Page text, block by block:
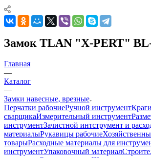
Замок TLAN "X-PERT"
Главная
—
Каталог
—
Замки навесные, врезные
Перчатки рабочиеРучной инструментКраги
сварщикаИзмерительный инструмент
инструментЗачистной интструмент и
материалыРукавицы рабочие
товарыРасходные материалы для
инструментУпаковочный материал